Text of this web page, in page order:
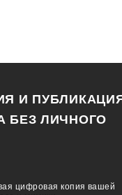
И
БЕЗ ЛИЧНОГО
цифровая копия вашей